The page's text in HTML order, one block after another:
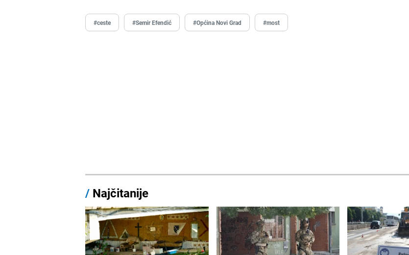
#ceste #Semir Efendić #Općina Novi Grad #most
/ Najčitanije